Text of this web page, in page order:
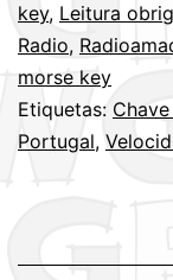
key, Leitura
Radio,
morse key
Etiquetas:
Portugal,